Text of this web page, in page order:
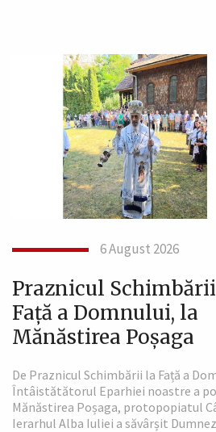
6 August 2026
Praznicul
Față a Domnului, la
Mănăstirea Poșaga
De Praznicul Schimbării la Față a
Întâistătătorul Eparhiei noastre a
Mănăstirea Poșaga, protopopiatul
Ierarhul Alba Iuliei a săvârșit